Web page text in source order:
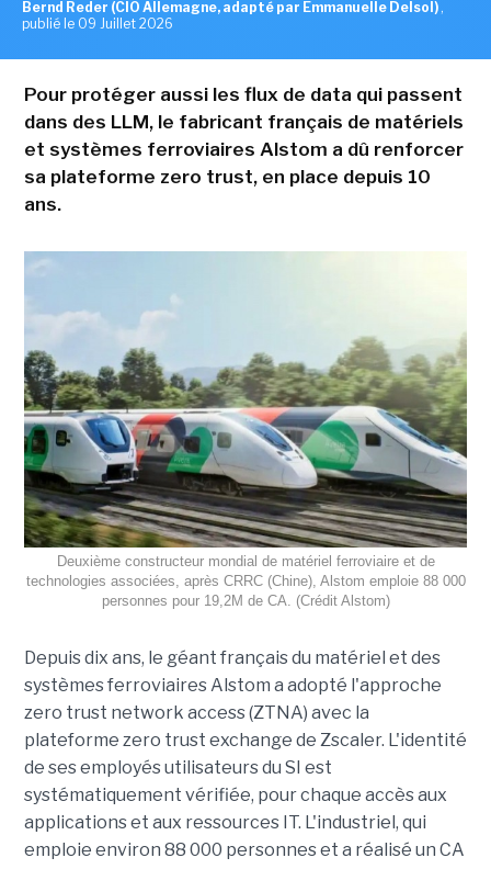
Bernd Reder (CIO Allemagne, adapté par Emmanuelle Delsol) ,
publié le 09 Juillet 2026
Pour protéger aussi les flux de data qui passent
dans des LLM, le fabricant français de matériels
et systèmes ferroviaires Alstom a dû renforcer
sa plateforme zero trust, en place depuis 10
ans.
Deuxième constructeur mondial de matériel ferroviaire et de
technologies associées, après CRRC (Chine), Alstom emploie 88 000
personnes pour 19,2M de CA. (Crédit Alstom)
Depuis dix ans, le géant français du matériel et des
systèmes ferroviaires Alstom a adopté l'approche
zero trust network access (ZTNA) avec la
plateforme zero trust exchange de Zscaler. L'identité
de ses employés utilisateurs du SI est
systématiquement vérifiée, pour chaque accès aux
applications et aux ressources IT. L'industriel, qui
emploie environ 88 000 personnes et a réalisé un CA